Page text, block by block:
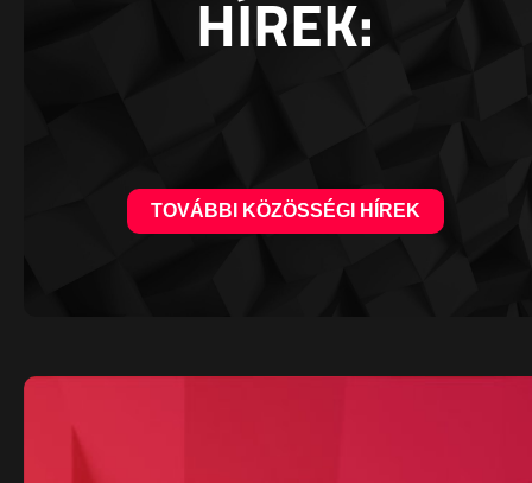
HÍREK:
TOVÁBBI KÖZÖSSÉGI HÍREK